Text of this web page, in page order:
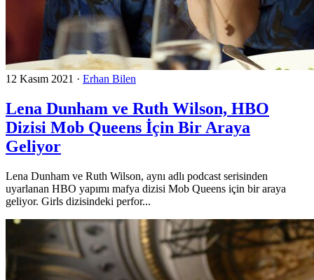
12 Kasım 2021 · Erhan Bilen
Lena Dunham ve Ruth Wilson, HBO
Dizisi Mob Queens İçin Bir Araya
Geliyor
Lena Dunham ve Ruth Wilson, aynı adlı podcast serisinden
uyarlanan HBO yapımı mafya dizisi Mob Queens için bir araya
geliyor. Girls dizisindeki perfor...